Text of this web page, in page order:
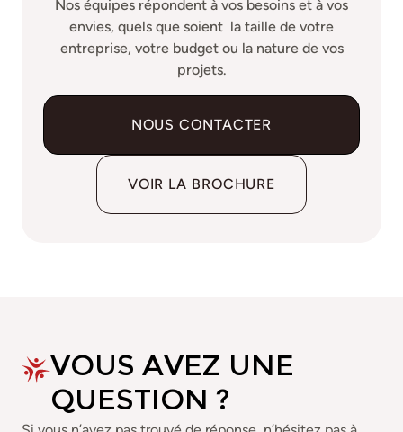
Nos équipes répondent à vos besoins et à vos
envies, quels que soient la taille de votre
entreprise, votre budget ou la nature de vos
projets.
NOUS CONTACTER
VOIR LA BROCHURE
VOUS AVEZ UNE
QUESTION ?